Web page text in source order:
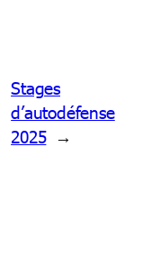
Stages
d’autodéfense
2025 →